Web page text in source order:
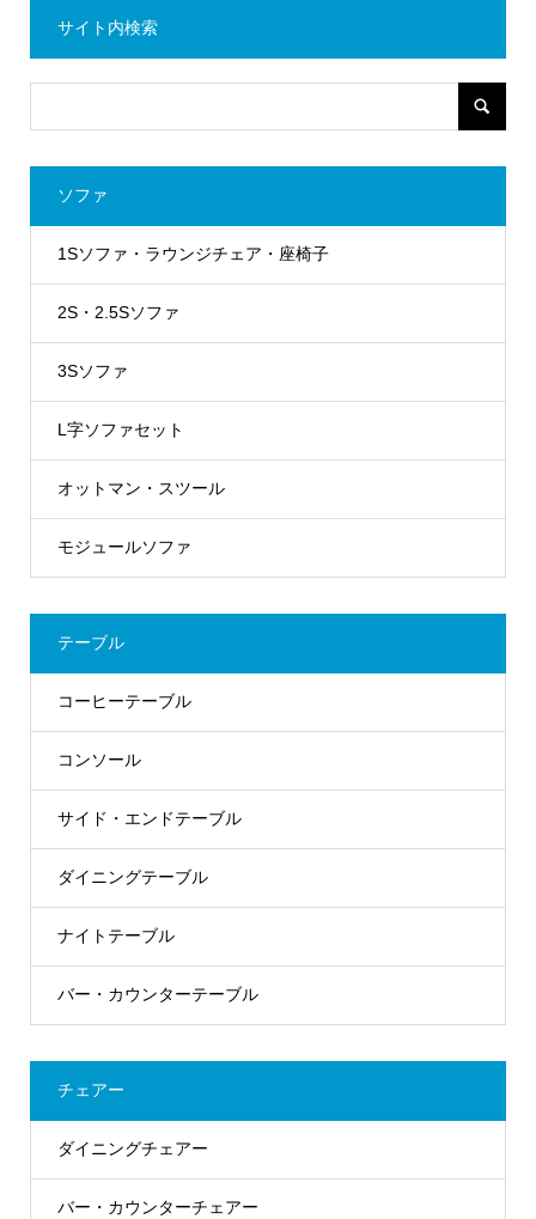
サイト内検索
ソファ
1Sソファ・ラウンジチェア・座椅子
2S・2.5Sソファ
3Sソファ
L字ソファセット
オットマン・スツール
モジュールソファ
テーブル
コーヒーテーブル
コンソール
サイド・エンドテーブル
ダイニングテーブル
ナイトテーブル
バー・カウンターテーブル
チェアー
ダイニングチェアー
バー・カウンターチェアー